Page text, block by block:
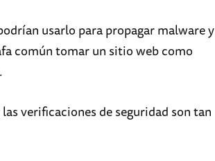
usarlo para propagar malware y
común tomar un sitio web como
verificaciones de seguridad son tan